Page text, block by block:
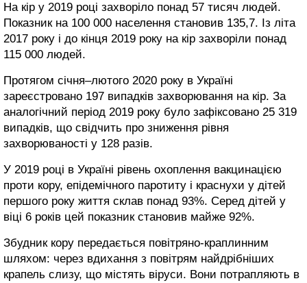
На кір у 2019 році захворіло понад 57 тисяч людей.
Показник на 100 000 населення становив 135,7. Із літа
2017 року і до кінця 2019 року на кір захворіли понад
115 000 людей.
Протягом січня–лютого 2020 року в Україні
зареєстровано 197 випадків захворювання на кір. За
аналогічний період 2019 року було зафіксовано 25 319
випадків, що свідчить про зниження рівня
захворюваності у 128 разів.
У 2019 році в Україні рівень охоплення вакцинацією
проти кору, епідемічного паротиту і краснухи у дітей
першого року життя склав понад 93%. Серед дітей у
віці 6 років цей показник становив майже 92%.
Збудник кору передається повітряно-краплинним
шляхом: через вдихання з повітрям найдрібніших
крапель слизу, що містять віруси. Вони потрапляють в